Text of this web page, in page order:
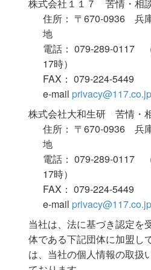
株式会社１１７ 苦情・相
住所： 〒670-0936 兵
地
電話： 079-289-0117
17時）
FAX： 079-224-5449
e-mail privacy@117.co.jp
株式会社大和生研 苦情・
住所： 〒670-0936 兵
地
電話： 079-289-0117
17時）
FAX： 079-224-5449
e-mail privacy@117.co.jp
当社は、法に基づき認定を
体である下記団体に加盟し
は、当社の個人情報の取扱